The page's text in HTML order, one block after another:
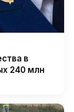
в
240 млн